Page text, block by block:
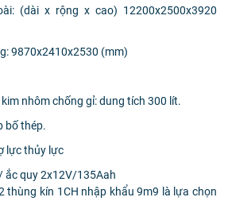
(dài x rộng x cao) 12200x2500x3920
9870x2410x2530 (mm)
nhôm chống gỉ: dung tích 300 lít.
bố thép.
lực thủy lực
ắc quy 2x12V/135Aah
thùng kín 1CH nhập khẩu 9m9 là lựa chọn